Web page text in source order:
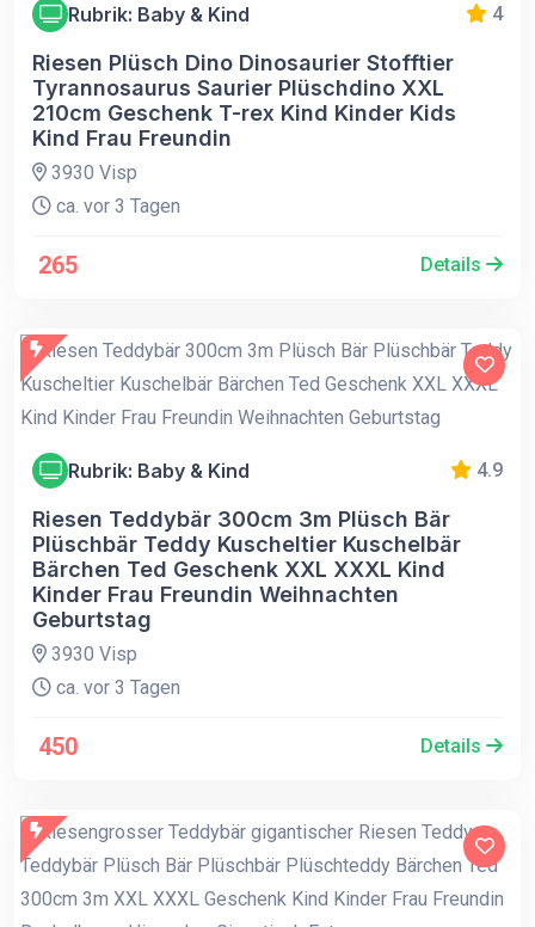
Rubrik: Baby & Kind 4
Riesen Plüsch Dino Dinosaurier Stofftier
Tyrannosaurus Saurier Plüschdino XXL
210cm Geschenk T-rex Kind Kinder Kids
Kind Frau Freundin
3930 Visp
ca. vor 3 Tagen
265 Details
Rubrik: Baby & Kind 4.9
Riesen Teddybär 300cm 3m Plüsch Bär
Plüschbär Teddy Kuscheltier Kuschelbär
Bärchen Ted Geschenk XXL XXXL Kind
Kinder Frau Freundin Weihnachten
Geburtstag
3930 Visp
ca. vor 3 Tagen
450 Details